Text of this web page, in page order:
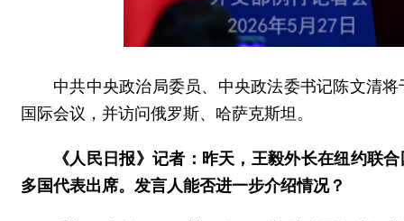
中共中央政治局委员、中央政法委书记陈文清
国际会议，并访问俄罗斯、哈萨克斯坦。
《人民日报》记者：昨天，王毅外长在纽约联
多国代表出席。发言人能否进一步介绍情况？